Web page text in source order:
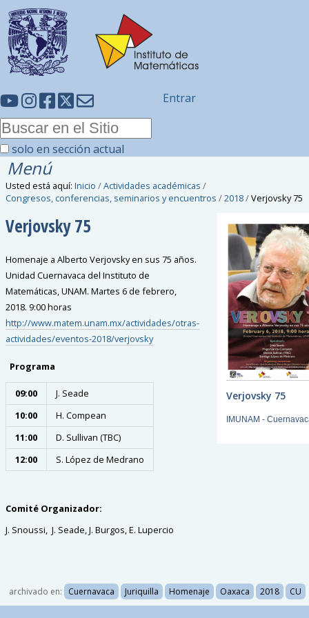
solo en sección actual
Entrar
Menú
Usted está aquí: Inicio /Actividades académicas /
Congresos, conferencias, seminarios y encuentros /2018/Verjovsky 75
Verjovsky 75
Homenaje a Alberto Verjovsky en sus 75 años.
Unidad Cuernavaca del Instituto de
Matemáticas, UNAM. Martes 6 de febrero,
2018. 9:00 horas
http://www.matem.unam.mx/actividades/otras-
actividades/eventos-2018/verjovsky
Programa
09:00
J. Seade
10:00
H. Compean
11:00
D. Sullivan (TBC)
12:00
S. López de Medrano
Comité Organizador:
J. Snoussi, J. Seade, J. Burgos, E. Lupercio
Verjovsky 75
IMUNAM -
archivado en: Cuernavaca Juriquilla Homenaje Oaxaca 2018 CU